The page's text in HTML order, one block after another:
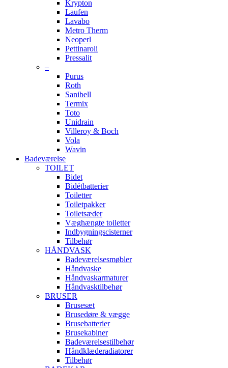
Krypton
Laufen
Lavabo
Metro Therm
Neoperl
Pettinaroli
Pressalit
–
Purus
Roth
Sanibell
Termix
Toto
Unidrain
Villeroy & Boch
Vola
Wavin
Badeværelse
TOILET
Bidet
Bidétbatterier
Toiletter
Toiletpakker
Toiletsæder
Væghængte toiletter
Indbygningscisterner
Tilbehør
HÅNDVASK
Badeværelsesmøbler
Håndvaske
Håndvaskarmaturer
Håndvasktilbehør
BRUSER
Brusesæt
Brusedøre & vægge
Brusebatterier
Brusekabiner
Badeværelsestilbehør
Håndklæderadiatorer
Tilbehør